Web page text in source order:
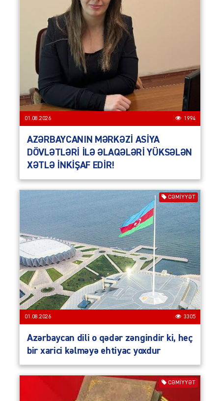
01.08.2026 1994
AZƏRBAYCANIN MƏRKƏZİ ASİYA
DÖVLƏTLƏRİ İLƏ ƏLAQƏLƏRİ YÜKSƏLƏN
XƏTLƏ İNKİŞAF EDİR!
CƏMIYYƏT
01.08.2026 3305
Azərbaycan dili o qədər zəngindir ki, heç
bir xarici kəlməyə ehtiyac yoxdur
CƏMIYYƏT